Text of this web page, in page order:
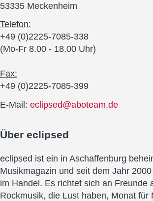
53335 Meckenheim
Telefon:
+49 (0)2225-7085-338
(Mo-Fr 8.00 - 18.00 Uhr)
Fax:
+49 (0)2225-7085-399
E-Mail: eclipsed@aboteam.de
Über eclipsed
eclipsed ist ein in Aschaffenburg
Musikmagazin und seit dem Jahr
im Handel. Es richtet sich an Freunde
Rockmusik, die Lust haben, Monat für